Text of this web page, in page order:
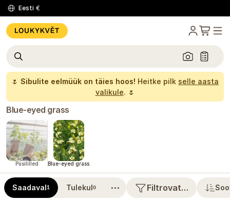
Eesti €
🌷 Sibulite eelmüük on täies hoos! Heitke pilk selle aasta
valikule. 🌷
Blue-eyed grass
Püsililled Blue-eyed grass
Saadaval1 Tulekul0 ⋯ Filtrovat…